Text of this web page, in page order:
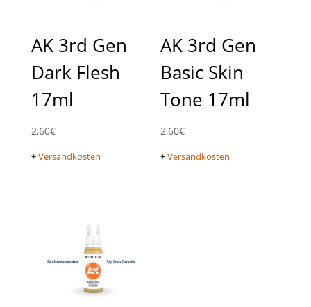
AK 3rd Gen
Dark Flesh
17ml
2,60€
+Versandkosten
AK 3rd Gen
Basic Skin
Tone 17ml
2,60€
+Versandkosten